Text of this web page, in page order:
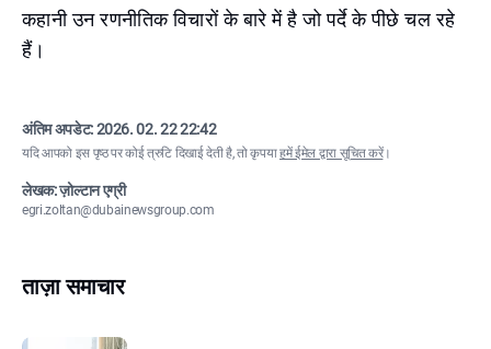
कहानी उन रणनीतिक विचारों के बारे में है जो पर्दे के पीछे चल रहे
हैं।
अंतिम अपडेट:2026. 02. 22 22:42
यदि आपको इस पृष्ठ पर कोई त्रुटि दिखाई देती है, तो कृपयाहमें ईमेल द्वारा सूचित करें।
लेखक: ज़ोल्टान एग्री
egri.zoltan@dubainewsgroup.com
ताज़ा समाचार